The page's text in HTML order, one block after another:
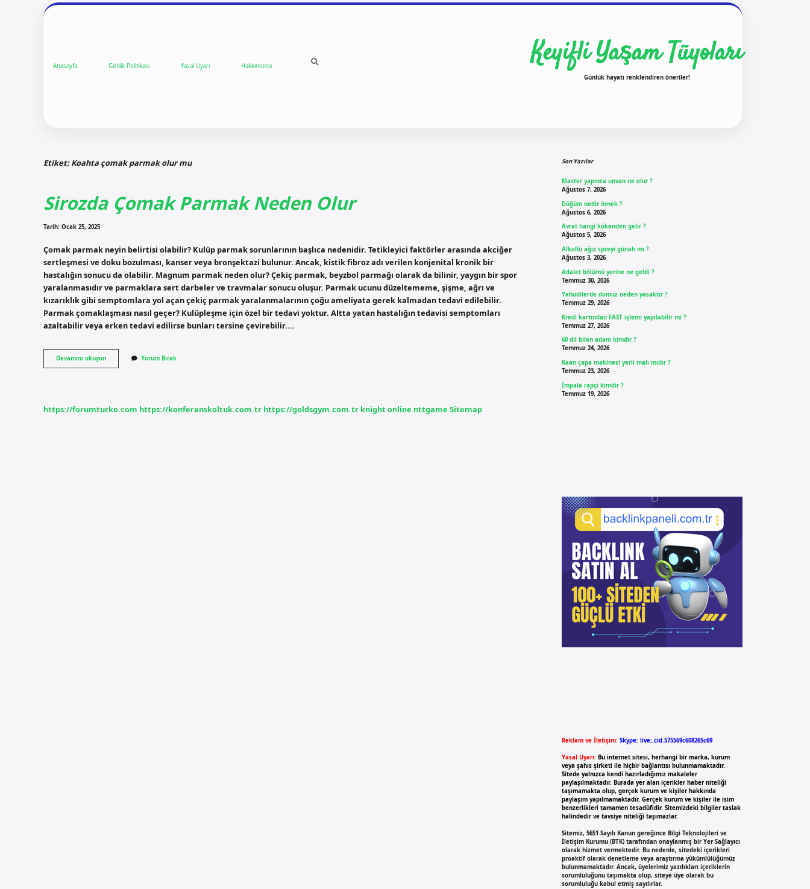
Anasayfa Gizlilik Politikası Yasal Uyarı Hakkımızda Keyifli Yaşam Tüyoları
Günlük hayatı renklendiren öneriler!
Etiket:Koahta çomak parmak olur mu
Sirozda Çomak Parmak Neden Olur
Tarih: Ocak 25, 2025
Çomak parmak neyin belirtisi olabilir? Kulüp parmak sorunlarının başlıca nedenidir. Tetikleyici faktörler arasında akciğer
sertleşmesi ve doku bozulması, kanser veya bronşektazi bulunur. Ancak, kistik fibroz adı verilen konjenital kronik bir
hastalığın sonucu da olabilir. Magnum parmak neden olur? Çekiç parmak, beyzbol parmağı olarak da bilinir, yaygın bir spor
yaralanmasıdır ve parmaklara sert darbeler ve travmalar sonucu oluşur. Parmak ucunu düzeltememe, şişme, ağrı ve
kızarıklık gibi semptomlara yol açan çekiç parmak yaralanmalarının çoğu ameliyata gerek kalmadan tedavi edilebilir.
Parmak çomaklaşması nasıl geçer? Kulüpleşme için özel bir tedavi yoktur. Altta yatan hastalığın tedavisi semptomları
azaltabilir veya erken tedavi edilirse bunları tersine çevirebilir.…
Devamını okuyunSirozda
Çomak
Yorum Bırak
https://forumturko.com https://konferanskoltuk.com.tr https://goldsgym.com.tr knight online nttgame Sitemap
Son Yazılar
Master yapınca unvan ne olur ?
Ağustos 7, 2026
Düğüm nedir örnek ?
Ağustos 6, 2026
Avrat hangi kökenden gelir ?
Ağustos 5, 2026
Alkollü ağız spreyi günah mı ?
Ağustos 3, 2026
Adalet bölümü yerine ne geldi ?
Temmuz 30, 2026
Yahudilerde domuz neden yasaktır ?
Temmuz 29, 2026
Kredi kartından FAST işlemi yapılabilir mi ?
Temmuz 27, 2026
60 dil bilen adam kimdir ?
Temmuz 24, 2026
Kaan çapa makinesi yerli malı mıdır ?
Temmuz 23, 2026
İmpala rapçi kimdir ?
Temmuz 19, 2026
Reklam ve İletişim: Skype: live:.cid.575569c608265c69
Yasal Uyarı: Bu internet sitesi, herhangi bir marka, kurum
veya şahıs şirketi ile hiçbir bağlantısı bulunmamaktadır.
Sitede yalnızca kendi hazırladığımız makaleler
paylaşılmaktadır. Burada yer alan içerikler haber niteliği
taşımamakta olup, gerçek kurum ve kişiler hakkında
paylaşım yapılmamaktadır. Gerçek kurum ve kişiler ile isim
benzerlikleri tamamen tesadüfidir. Sitemizdeki bilgiler taslak
halindedir ve tavsiye niteliği taşımazlar.
Sitemiz, 5651 Sayılı Kanun gereğince Bilgi Teknolojileri ve
İletişim Kurumu (BTK) tarafından onaylanmış bir Yer Sağlayıcı
olarak hizmet vermektedir. Bu nedenle, sitedeki içerikleri
proaktif olarak denetleme veya araştırma yükümlülüğümüz
bulunmamaktadır. Ancak, üyelerimiz yazdıkları içeriklerin
sorumluluğunu taşımakta olup, siteye üye olarak bu
sorumluluğu kabul etmiş sayılırlar.